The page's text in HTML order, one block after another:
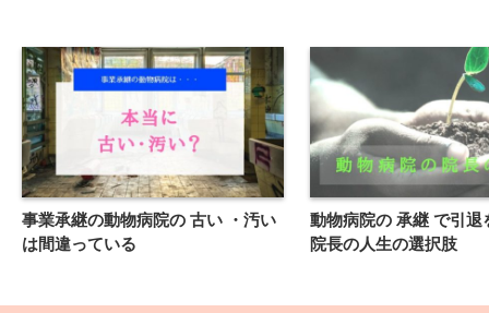
事業承継の動物病院の 古い ・汚い
は間違っている
動物病院の 承継 で引退
院長の人生の選択肢